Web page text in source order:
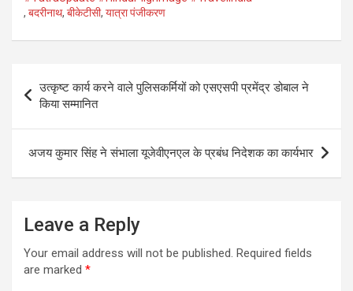
A
p
o
o
, बदरीनाथ, बीकेटीसी, यात्रा पंजीकरण
navigation
उत्कृष्ट कार्य करने वाले पुलिसकर्मियों को एसएसपी प्रमेंद्र डोबाल ने
किया सम्मानित
अजय कुमार सिंह ने संभाला यूजेवीएनएल के प्रबंध निदेशक का कार्यभार
Leave a Reply
Your email address will not be published. Required fields
are marked *